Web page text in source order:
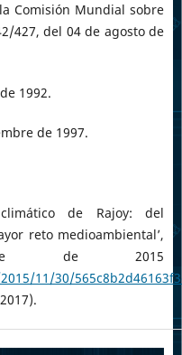
Comisión Mundial sobre
427, del 04 de agosto de
1992.
de 1997.
de Rajoy: del
reto medioambiental’,
de 2015
11/30/